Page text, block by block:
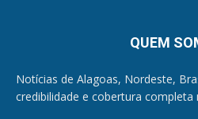
QUEM
Notícias de Alagoas, Nordeste,
credibilidade e cobertura completa